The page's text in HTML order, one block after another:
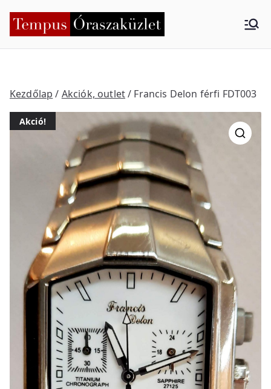
Tempus
küzlet
Kezdőlap / Akciók, outlet/ Francis Delon férfi FDT003
Akció!